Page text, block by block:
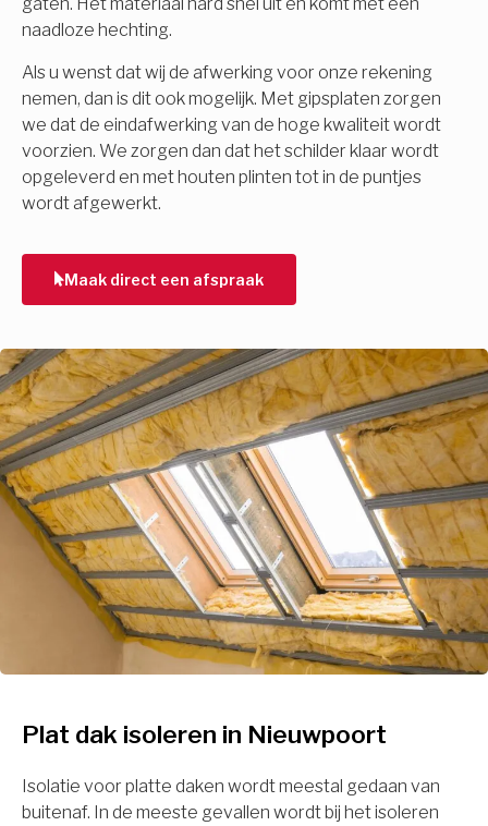
naadloze hechting.
Als u wenst dat wij de afwerking voor onze rekening
nemen, dan is dit ook mogelijk. Met gipsplaten zorgen
we dat de eindafwerking van de hoge kwaliteit wordt
voorzien. We zorgen dan dat het schilder klaar wordt
opgeleverd en met houten plinten tot in de puntjes
wordt afgewerkt.
Maak direct een afspraak
Plat dak isoleren in Nieuwpoort
Isolatie voor platte daken wordt meestal gedaan van
buitenaf. In de meeste gevallen wordt bij het isoleren